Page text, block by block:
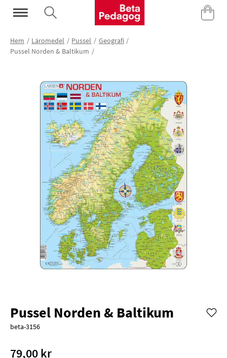
Mina Sidor
Hem Läromedel Pussel
Geografi
Pussel Norden & Baltikum
Pussel Norden & Baltikum
beta-3156
79,00 kr